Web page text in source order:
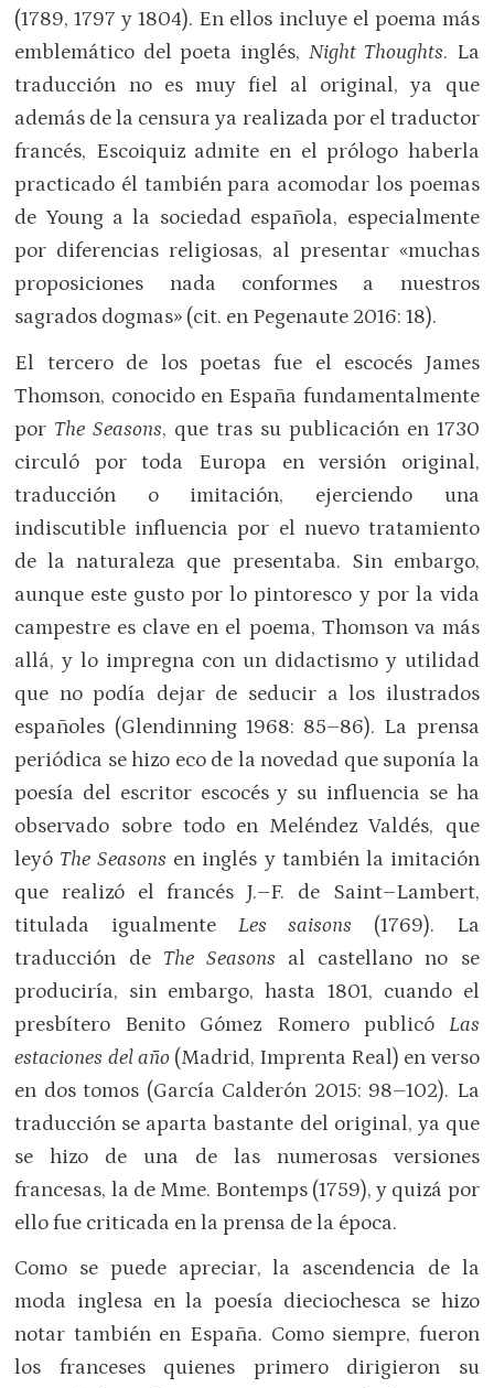
(1789, 1797 y 1804). En ellos incluye el poema más
emblemático del poeta inglés, Night Thoughts. La
traducción no es muy fiel al original, ya que
además de la censura ya realizada por el traductor
francés, Escoiquiz admite en el prólogo haberla
practicado él también para acomodar los poemas
de Young a la sociedad española, especialmente
por diferencias religiosas, al presentar «muchas
proposiciones nada conformes a nuestros
sagrados dogmas» (cit. en Pegenaute 2016: 18).
El tercero de los poetas fue el escocés James
Thomson, conocido en España fundamentalmente
por The Seasons, que tras su publicación en 1730
circuló por toda Europa en versión original,
traducción o imitación, ejerciendo una
indiscutible influencia por el nuevo tratamiento
de la naturaleza que presentaba. Sin embargo,
aunque este gusto por lo pintoresco y por la vida
campestre es clave en el poema, Thomson va más
allá, y lo impregna con un didactismo y utilidad
que no podía dejar de seducir a los ilustrados
españoles (Glendinning 1968: 85–86). La prensa
periódica se hizo eco de la novedad que suponía la
poesía del escritor escocés y su influencia se ha
observado sobre todo en Meléndez Valdés, que
leyó The Seasons en inglés y también la imitación
que realizó el francés J.–F. de Saint–Lambert,
titulada igualmente Les saisons (1769). La
traducción de The Seasons al castellano no se
produciría, sin embargo, hasta 1801, cuando el
presbítero Benito Gómez Romero publicó Las
estaciones del año(Madrid, Imprenta Real) en verso
en dos tomos (García Calderón 2015: 98–102). La
traducción se aparta bastante del original, ya que
se hizo de una de las numerosas versiones
francesas, la de Mme. Bontemps (1759), y quizá por
ello fue criticada en la prensa de la época.
Como se puede apreciar, la ascendencia de la
moda inglesa en la poesía dieciochesca se hizo
notar también en España. Como siempre, fueron
los franceses quienes primero dirigieron su